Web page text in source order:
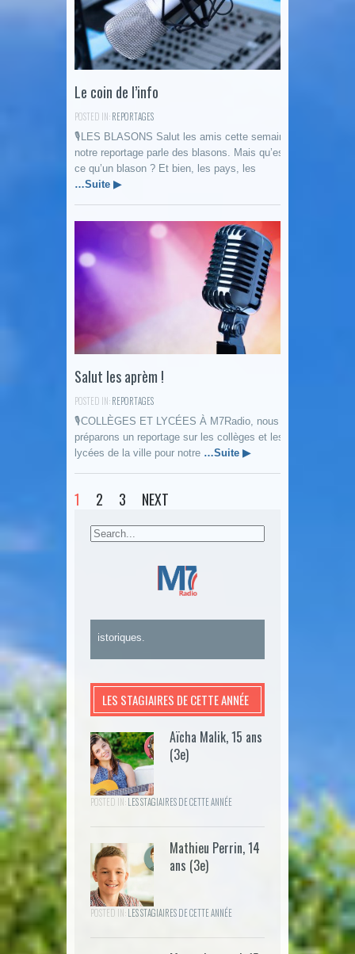
Le coin de l’info
POSTED IN:REPORTAGES
🎙LES BLASONS Salut les amis cette semaine,
notre reportage parle des blasons. Mais qu’est-
ce qu’un blason ? Et bien, les pays, les
…Suite ▶
Salut les aprèm !
POSTED IN:REPORTAGES
🎙COLLÈGES ET LYCÉES À M7Radio, nous
préparons un reportage sur les collèges et les
lycées de la ville pour notre …Suite ▶
1 2 3 NEXT
LES STAGIAIRES DE CETTE ANNÉE
Aïcha Malik, 15 ans
(3e)
POSTED IN:LES STAGIAIRES DE CETTE ANNÉE
Mathieu Perrin, 14
ans (3e)
POSTED IN:LES STAGIAIRES DE CETTE ANNÉE